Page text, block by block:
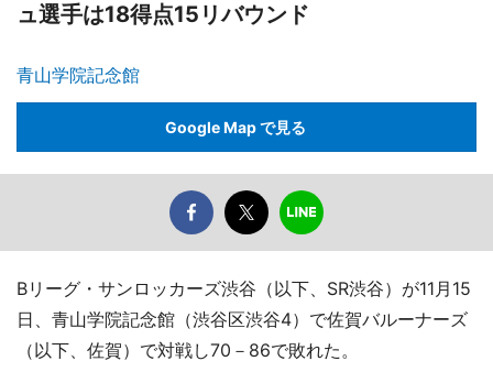
ュ選手は18得点15リバウンド
青山学院記念館
Google Map で見る
Bリーグ・サンロッカーズ渋谷（以下、SR渋谷）が11月15
日、青山学院記念館（渋谷区渋谷4）で佐賀バルーナーズ
（以下、佐賀）で対戦し70－86で敗れた。